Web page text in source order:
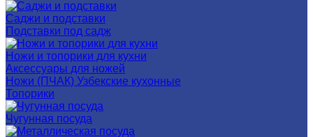
Саджи и подставки
Подставки под садж
Ножи и топорики для кухни
Аксессуары для ножей
Ножи (ПЧАК) Узбекские кухонные
Топорики
Чугунная посуда